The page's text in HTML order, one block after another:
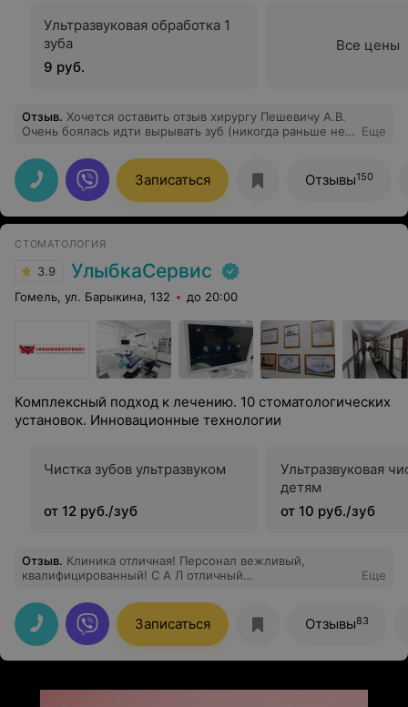
Ультразвуковая обработка 1
зуба
9 руб.
Все цены
Отзыв. Хочется оставить отзыв хирургу Пешевичу А.В.
Очень боялась идти вырывать зуб (никогда раньше не
спокойствием. Удаление зуба прошло очень легко и
быстро. Врач действительно с большой буквы и
определенно на своем месте. Выражаю ему огромную
благодарность!!! Он большой профессионал своего
дела!!!!!!!
Еще
Записаться Отзывы150
СТОМАТОЛОГИЯ
3.9 УлыбкаСервис
Гомель, ул. Барыкина, 132 до 20:00
Комплексный подход к лечению. 10 стоматологических
установок. Инновационные технологии
Чистка зубов ультразвуком
от 12 руб./зуб
Ультразвуковая
детям
от 10 руб./зуб
Отзыв. Клиника отличная! Персонал вежливый,
квалифицированный! С А Л отличный
работу!
Еще
Записаться Отзывы83